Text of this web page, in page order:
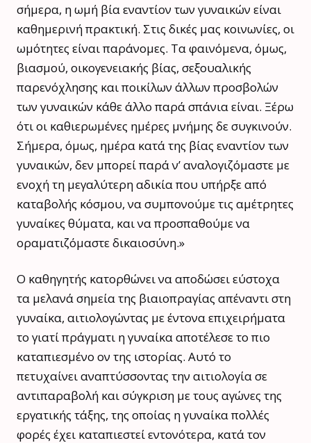
σήμερα, η ωμή βία εναντίον των γυναικών είναι
καθημερινή πρακτική. Στις δικές μας κοινωνίες, οι
ωμότητες είναι παράνομες. Τα φαινόμενα, όμως,
βιασμού, οικογενειακής βίας, σεξουαλικής
παρενόχλησης και ποικίλων άλλων προσβολών
των γυναικών κάθε άλλο παρά σπάνια είναι. Ξέρω
ότι οι καθιερωμένες ημέρες μνήμης δε συγκινούν.
Σήμερα, όμως, ημέρα κατά της βίας εναντίον των
γυναικών, δεν μπορεί παρά ν’ αναλογιζόμαστε με
ενοχή τη μεγαλύτερη αδικία που υπήρξε από
καταβολής κόσμου, να συμπονούμε τις αμέτρητες
γυναίκες θύματα, και να προσπαθούμε να
οραματιζόμαστε δικαιοσύνη.»
Ο καθηγητής κατορθώνει να αποδώσει εύστοχα
τα μελανά σημεία της βιαιοπραγίας απέναντι στη
γυναίκα, αιτιολογώντας με έντονα επιχειρήματα
το γιατί πράγματι η γυναίκα αποτέλεσε το πιο
καταπιεσμένο ον της ιστορίας. Αυτό το
πετυχαίνει αναπτύσσοντας την αιτιολογία σε
αντιπαραβολή και σύγκριση με τους αγώνες της
εργατικής τάξης, της οποίας η γυναίκα πολλές
φορές έχει καταπιεστεί εντονότερα, κατά τον